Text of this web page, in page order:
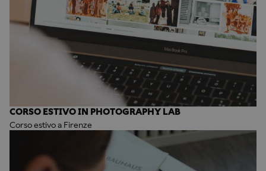
CORSO ESTIVO IN PHOTOGRAPHY LAB
Corso estivo a Firenze